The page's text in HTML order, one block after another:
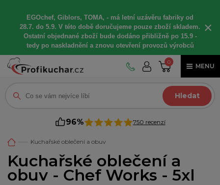
EGOchef, Giblors, TOMA, - má letní uzávěru fabriky od
28.7. do 5.9. V této době doručujeme pouze zboží skladem.
Ostatní objednané zboží bude dodáno přibližně po 15.9 -
tedy po naskladnění a znovu otevření provozů výrobců
×
0
MENU
Hledat
96% 750 recenzí
Kuchařské oblečení a obuv
Kuchařské oblečení a
obuv - Chef Works - 5xl